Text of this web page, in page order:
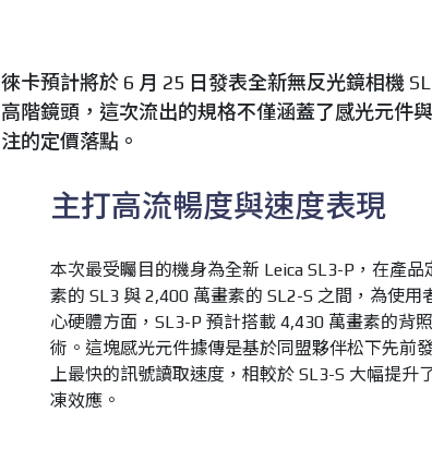
徠卡預計將於 6 月 25 日發表全新無反光鏡相機
高階鏡頭，這次流出的規格不僅涵蓋了感光元件
注的定價落點。
主打高流暢度與速度表現
本次最受矚目的機身為全新 Leica SL3-P，在產
素的 SL3 與 2,400 萬畫素的 SL2-S 之間，為使
心硬體方面，SL3-P 預計搭載 4,430 萬畫素的背
術。這塊感光元件據傳是基於同盟夥伴松下先前
上最快的訊號讀取速度，相較於 SL3-S 大幅提升
凍效應。